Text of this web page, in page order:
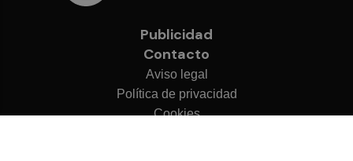
Publicidad
Contacto
Aviso legal
Política de privacidad
Cookies